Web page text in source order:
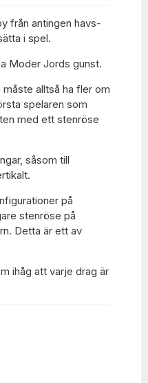
från antingen havs-
i spel.
Moder Jords gunst.
alltså ha fler om
spelaren som
med ett stenröse
såsom till
på
stenröse på
Detta är ett av
ihåg att varje drag är